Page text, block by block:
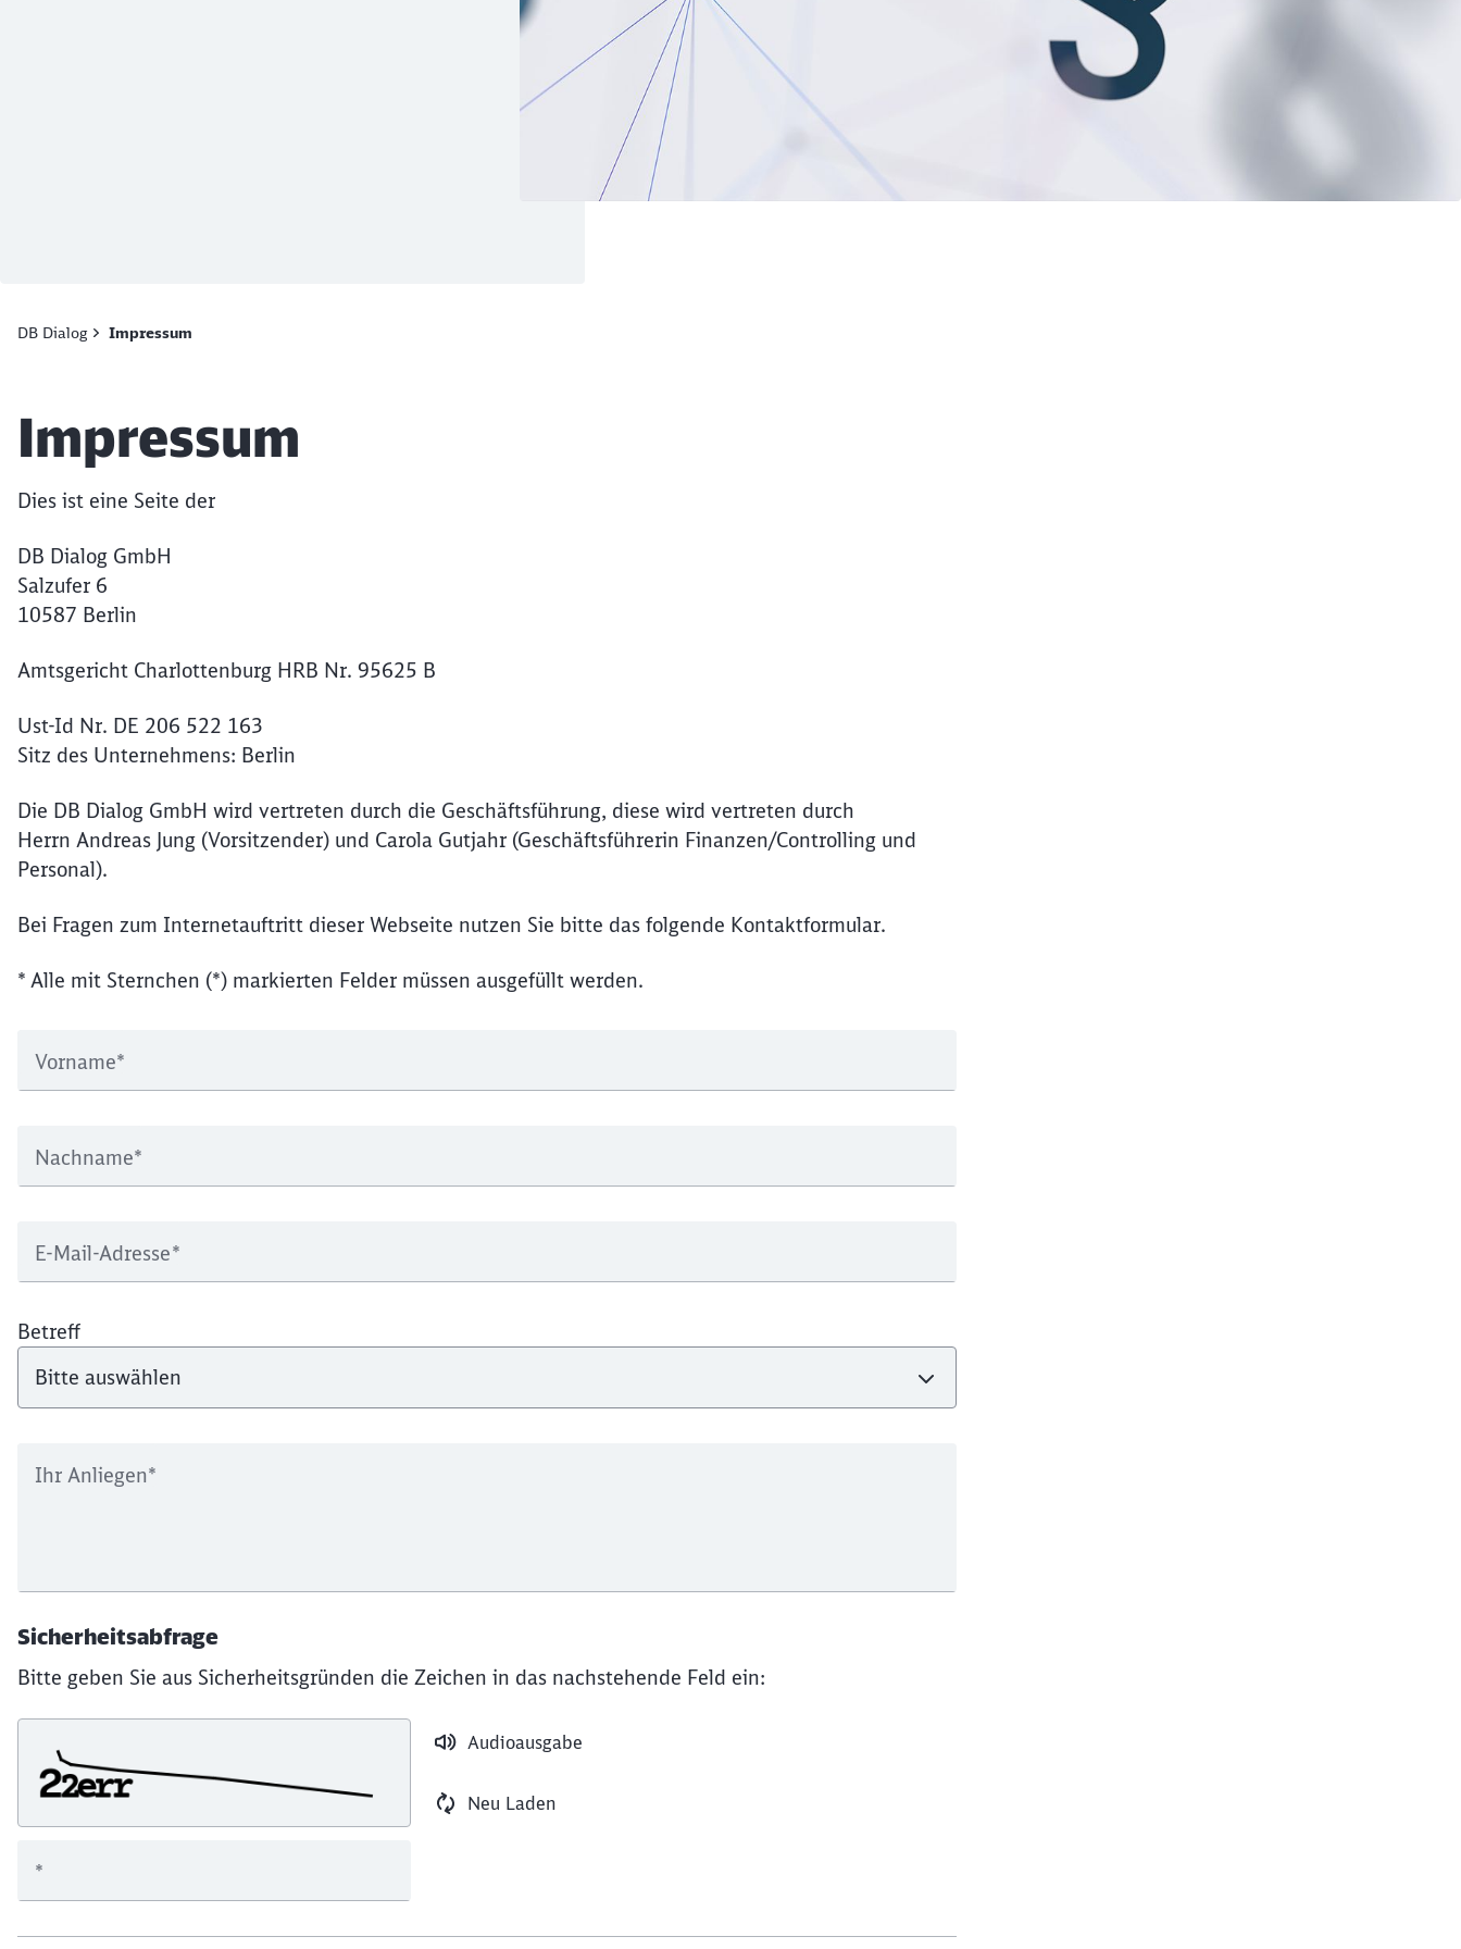
DB Dialog Impressum
Artikel:
Impressum
Dies ist eine Seite der
DB Dialog GmbH
Salzufer 6
10587 Berlin
Amtsgericht Charlottenburg HRB Nr. 95625 B
Ust-Id Nr. DE 206 522 163
Sitz des Unternehmens: Berlin
Die DB Dialog GmbH wird vertreten durch die Geschäftsführung, diese wird vertreten durch
Herrn Andreas Jung (Vorsitzender) und Carola Gutjahr (Geschäftsführerin Finanzen/Controlling und
Personal).
Bei Fragen zum Internetauftritt dieser Webseite nutzen Sie bitte das folgende Kontaktformular.
* Alle mit Sternchen (*) markierten Felder müssen ausgefüllt werden.
Vorname*
Nachname*
E-Mail-Adresse*
Betreff
Ihr Anliegen*
Sicherheitsabfrage
Bitte geben Sie aus Sicherheitsgründen die Zeichen in das nachstehende Feld ein:
Audioausgabe
Neu Laden
*